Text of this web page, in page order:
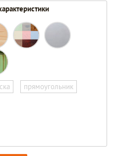
прямоугольник